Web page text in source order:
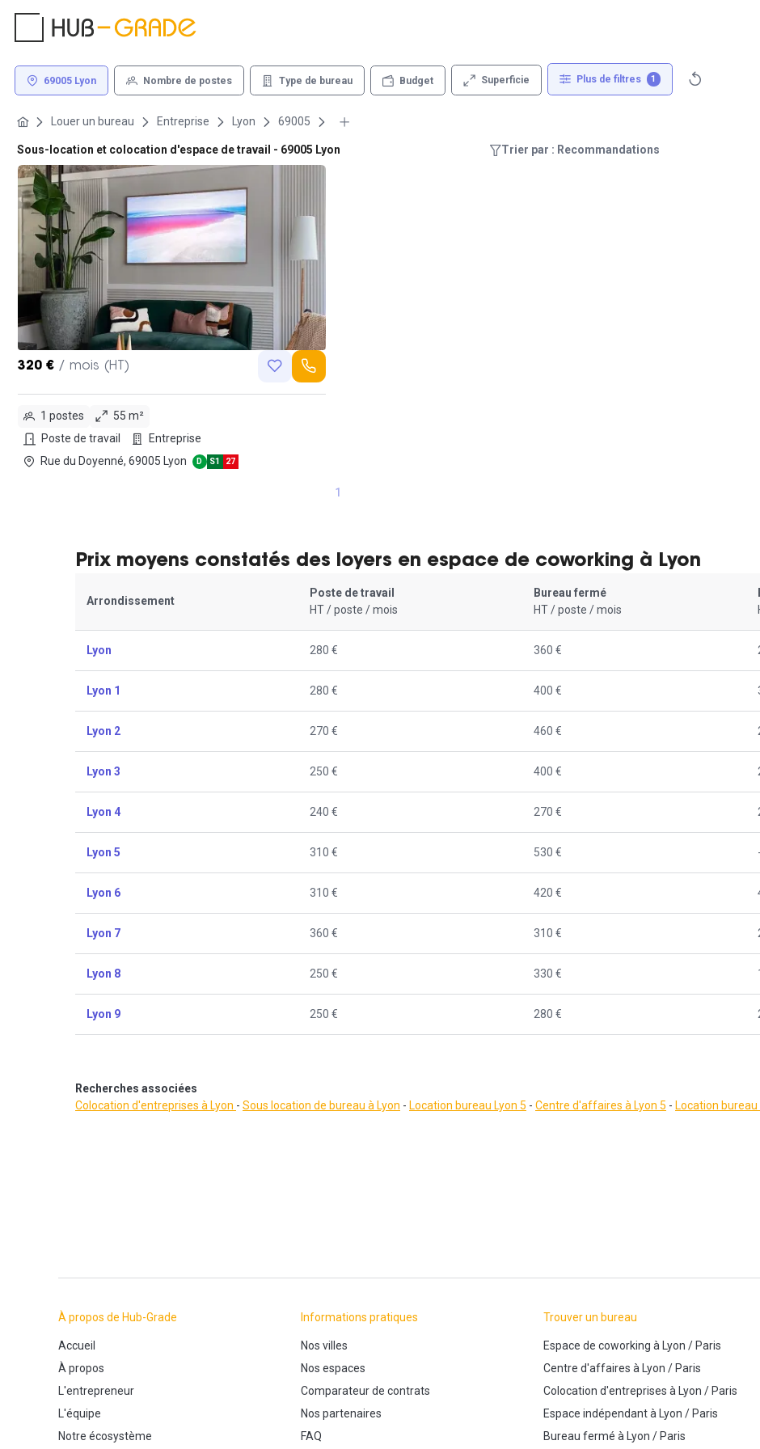
69005 Lyon Nombre de postes Type de bureau Budget Superficie Plus de filtres 1
Louer un bureau Entreprise Lyon 69005
Sous-location et colocation d'espace de travail - 69005 Lyon Trier par : Recommandations
320 € / mois (HT)
1 postes
55 m²
Poste de travail
Entreprise
Rue du Doyenné, 69005 Lyon
D S1 27
1
Prix moyens constatés des loyers en espace de coworking à Lyon
Arrondissement
Poste de travail
HT / poste / mois
Bureau fermé
HT / poste / mois
Lyon 280 € 360 €
Lyon 1 280 € 400 €
Lyon 2 270 € 460 €
Lyon 3 250 € 400 €
Lyon 4 240 € 270 €
Lyon 5 310 € 530 € -
Lyon 6 310 € 420 €
Lyon 7 360 € 310 €
Lyon 8 250 € 330 €
Lyon 9 250 € 280 €
Recherches associées
Colocation d'entreprises à Lyon - Sous location de bureau à Lyon - Location bureau Lyon 5 - Centre d'affaires à Lyon 5 - Location
À propos de Hub-Grade
Accueil
À propos
L'entrepreneur
L'équipe
Notre écosystème
Informations pratiques
Nos villes
Nos espaces
Comparateur de contrats
Nos partenaires
FAQ
Trouver un bureau
Espace de coworking à Lyon / Paris
Centre d'affaires à Lyon / Paris
Colocation d'entreprises à Lyon / Paris
Espace indépendantà Lyon / Paris
Bureau fermé à Lyon / Paris